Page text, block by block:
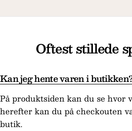
Oftest stillede
Kan jeg hente varen i
På produktsiden kan du se hvor
herefter kan du på checkouten
butik.